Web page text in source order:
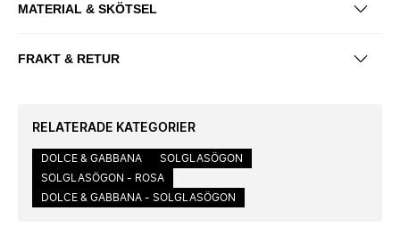
MATERIAL & SKÖTSEL
FRAKT & RETUR
RELATERADE KATEGORIER
DOLCE & GABBANA
SOLGLASÖGON
SOLGLASÖGON - ROSA
DOLCE & GABBANA - SOLGLASÖGON